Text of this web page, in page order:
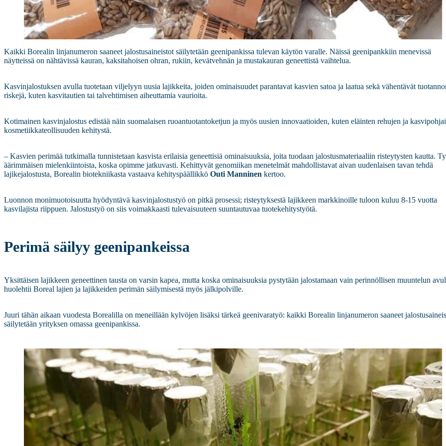
Kaikki Borealin linjanumeron saaneet jalostusaineistot säilytetään geenipankissa tulevan käytön varalle. Näissä geenipankkiin menevissä
näytteissä on nähtävissä kauran, kaksitahoisen ohran, rukiin, kevätvehnän ja mustakauran geneettistä vaihtelua.
Kasvinjalostuksen avulla tuotetaan viljelyyn uusia lajikkeita, joiden ominaisuudet parantavat kasvien satoa ja laatua sekä vähentävät
riskejä, kuten kasvitautien tai talvehtimisen aiheuttamia vaurioita.
Kotimainen kasvinjalostus edistää näin suomalaisen ruoantuotantoketjun ja myös uusien innovaatioiden, kuten eläinten rehujen ja
kosmetiikkateollisuuden kehitystä.
– Kasvien perimää tutkimalla tunnistetaan kasvista erilaisia geneettisiä ominaisuuksia, joita tuodaan jalostusmateriaaliin risteytysten kautta.
äärimmäisen mielenkiintoista, koska opimme jatkuvasti. Kehittyvät genomiikan menetelmät mahdollistavat aivan uudenlaisen tavan tehdä
lajikejalostusta, Borealin biotekniikasta vastaava kehityspäällikkö Outi Manninen kertoo.
Luonnon monimuotoisuutta hyödyntävä kasvinjalostustyö on pitkä prosessi; risteytyksestä lajikkeen markkinoille tuloon kuluu 8-15 vuotta
kasvilajista riippuen. Jalostustyö on siis voimakkaasti tulevaisuuteen suuntautuvaa tuotekehitystyötä.
Perimä säilyy geenipankeissa
Yksittäisen lajikkeen geneettinen tausta on varsin kapea, mutta koska ominaisuuksia pystytään jalostamaan vain perinnöllisen muuntelun
huolehtii Boreal lajien ja lajikkeiden perimän säilymisestä myös jälkipolville.
Juuri tähän aikaan vuodesta Borealilla on meneillään kylvöjen lisäksi tärkeä geenivaratyö: kaikki Borealin linjanumeron saaneet
säilytetään yrityksen omassa geenipankissa.